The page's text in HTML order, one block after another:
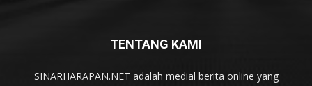
TENTANG KAMI
SINARHARAPAN.NET adalah medial berita online yang